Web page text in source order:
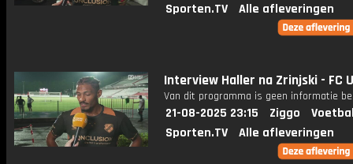
Sporten.TV
Alle afleveringen
Interview Haller na Zrinjski - FC
Van dit programma is geen informatie
21-08-2025 23:15 Ziggo
Sporten.TV
Alle afleveringen